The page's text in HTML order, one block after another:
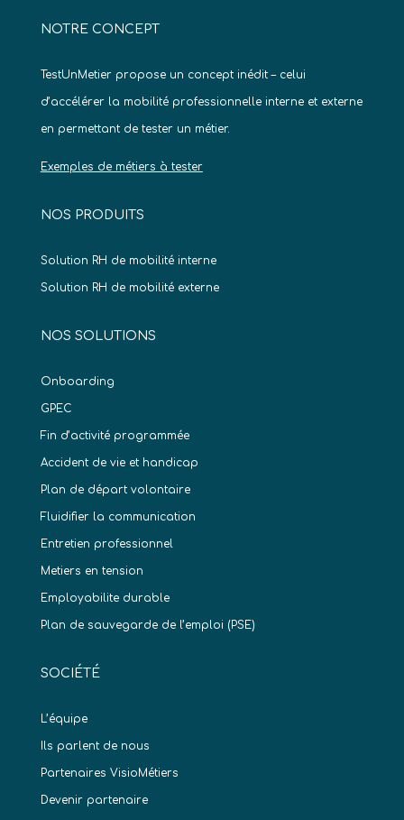
NOTRE CONCEPT
TestUnMetier propose un concept inédit – celui
d’accélérer la mobilité professionnelle interne et externe
en permettant de tester un métier.
Exemples de métiers à tester
NOS PRODUITS
Solution RH de mobilité interne
Solution RH de mobilité externe
NOS SOLUTIONS
Onboarding
GPEC
Fin d’activité programmée
Accident de vie et handicap
Plan de départ volontaire
Fluidifier la communication
Entretien professionnel
Metiers en tension
Employabilite durable
Plan de sauvegarde de l’emploi (PSE)
SOCIÉTÉ
L’équipe
Ils parlent de nous
Partenaires VisioMétiers
Devenir partenaire